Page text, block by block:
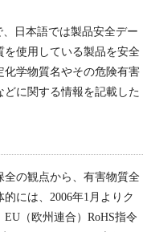
、日本語では製品安全デー
を使用している製品を安全
学物質名やその危険有害
に関する情報を記載した
の観点から、有害物質全
には、2006年1月よりク
（欧州連合）RoHS指令